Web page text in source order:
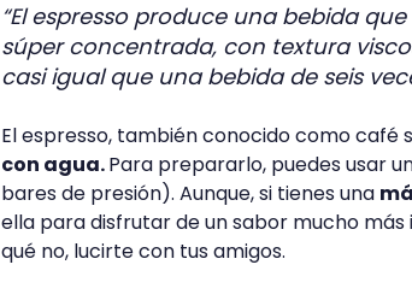
“El espresso produce una bebida
súper concentrada, con textura
casi igual que una bebida de seis
El espresso, también conocido como café
con agua.Para prepararlo, puedes usar
bares de presión). Aunque, si tienes una
ella para disfrutar de un sabor mucho
qué no, lucirte con tus amigos.